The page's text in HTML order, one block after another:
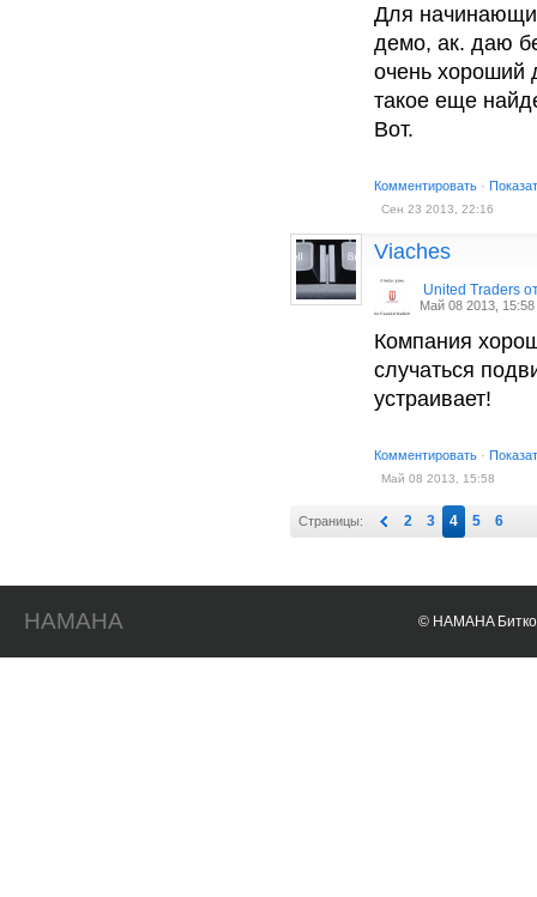
Для
демо, ак. даю
очень хороший
такое еще
Вот.
Комментировать ·
Сен 23 2013, 22:16
Viaches
United Traders
Май 08 2013, 15:58
Компания
случаться
устраивает!
Комментировать ·
Май 08 2013, 15:58
Страницы: 2 3 4 5 6
HAMAHA © HAMAHA